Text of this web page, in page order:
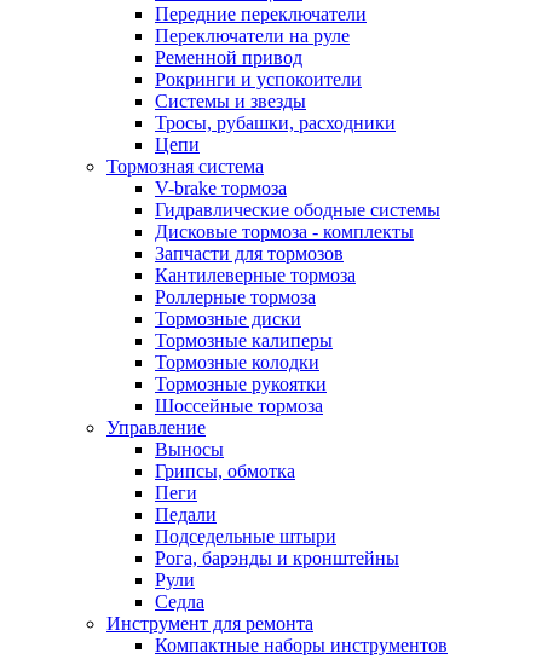
Передние переключатели
Переключатели на руле
Ременной привод
Рокринги и успокоители
Системы и звезды
Тросы, рубашки, расходники
Цепи
Тормозная система
V-brake тормоза
Гидравлические ободные системы
Дисковые тормоза - комплекты
Запчасти для тормозов
Кантилеверные тормоза
Роллерные тормоза
Тормозные диски
Тормозные калиперы
Тормозные колодки
Тормозные рукоятки
Шоссейные тормоза
Управление
Выносы
Грипсы, обмотка
Пеги
Педали
Подседельные штыри
Рога, барэнды и кронштейны
Рули
Седла
Инструмент для ремонта
Компактные наборы инструментов